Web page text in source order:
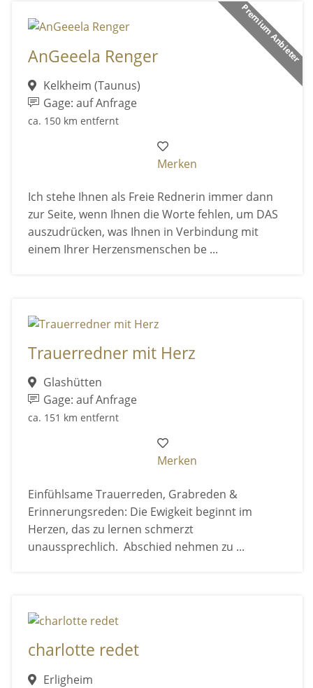
Premium Anbieter
AnGeeela Renger
Kelkheim (Taunus)
Gage: auf Anfrage
ca. 150 km entfernt
Merken
Ich stehe Ihnen als Freie Rednerin immer dann
zur Seite, wenn Ihnen die Worte fehlen, um DAS
auszudrücken, was Ihnen in Verbindung mit
einem Ihrer Herzensmenschen be ...
Trauerredner mit Herz
Glashütten
Gage: auf Anfrage
ca. 151 km entfernt
Merken
Einfühlsame Trauerreden, Grabreden &
Erinnerungsreden: Die Ewigkeit beginnt im
Herzen, das zu lernen schmerzt
unaussprechlich. Abschied nehmen zu ...
charlotte redet
Erligheim